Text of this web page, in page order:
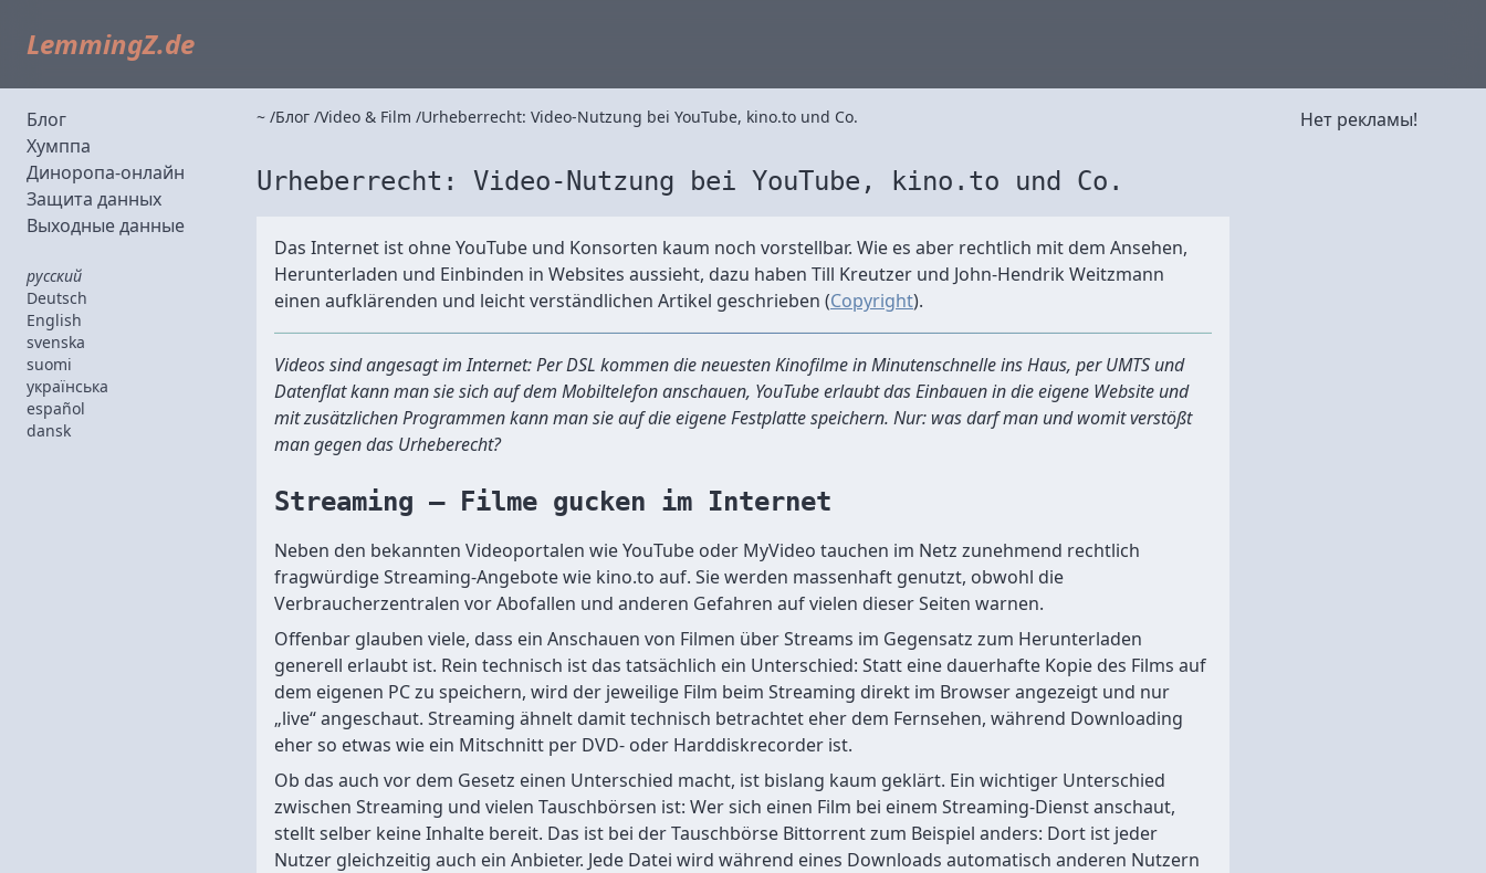
LemmingZ.de
Блог
Хумппа
Диноропа-онлайн
Защита данных
Выходные данные
русский
Deutsch
English
svenska
suomi
українська
español
dansk
~ Блог Video & Film Urheberrecht: Video-Nutzung bei YouTube, kino.to und Co.
Urheberrecht: Video-Nutzung bei YouTube, kino.to und Co.
Das Internet ist ohne YouTube und Konsorten kaum noch vorstellbar. Wie es aber rechtlich mit dem Ansehen,
Herunterladen und Einbinden in Websites aussieht, dazu haben Till Kreutzer und John-Hendrik Weitzmann
einen aufklärenden und leicht verständlichen Artikel geschrieben (Copyright).
Videos sind angesagt im Internet: Per DSL kommen die neuesten Kinofilme in Minutenschnelle ins Haus, per UMTS und
Datenflat kann man sie sich auf dem Mobiltelefon anschauen, YouTube erlaubt das Einbauen in die eigene Website und
mit zusätzlichen Programmen kann man sie auf die eigene Festplatte speichern. Nur: was darf man und womit verstößt
man gegen das Urheberecht?
Streaming – Filme gucken im Internet
Neben den bekannten Videoportalen wie YouTube oder MyVideo tauchen im Netz zunehmend rechtlich
fragwürdige Streaming-Angebote wie kino.to auf. Sie werden massenhaft genutzt, obwohl die
Verbraucherzentralen vor Abofallen und anderen Gefahren auf vielen dieser Seiten warnen.
Offenbar glauben viele, dass ein Anschauen von Filmen über Streams im Gegensatz zum Herunterladen
generell erlaubt ist. Rein technisch ist das tatsächlich ein Unterschied: Statt eine dauerhafte Kopie des Films auf
dem eigenen PC zu speichern, wird der jeweilige Film beim Streaming direkt im Browser angezeigt und nur
„live“ angeschaut. Streaming ähnelt damit technisch betrachtet eher dem Fernsehen, während Downloading
eher so etwas wie ein Mitschnitt per DVD- oder Harddiskrecorder ist.
Ob das auch vor dem Gesetz einen Unterschied macht, ist bislang kaum geklärt. Ein wichtiger Unterschied
zwischen Streaming und vielen Tauschbörsen ist: Wer sich einen Film bei einem Streaming-Dienst anschaut,
stellt selber keine Inhalte bereit. Das ist bei der Tauschbörse Bittorrent zum Beispiel anders: Dort ist jeder
Nutzer gleichzeitig auch ein Anbieter. Jede Datei wird während eines Downloads automatisch anderen Nutzern
Нет рекламы!